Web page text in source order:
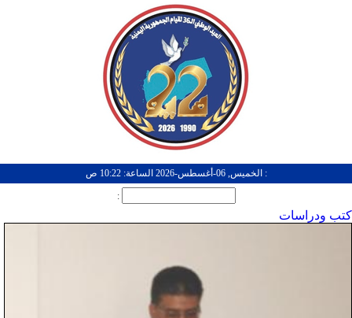
: الخميس, 06-أغسطس-2026 الساعة: 10:22 ص
:
كتب ودراسات